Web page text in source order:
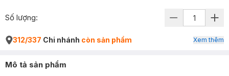
Số lượng:
312/337 Chi nhánh còn sản phẩm Xem thêm
Mô tả sản phẩm